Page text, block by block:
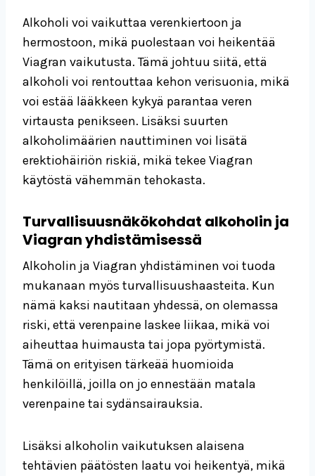
Alkoholi voi vaikuttaa verenkiertoon ja
hermostoon, mikä puolestaan voi heikentää
Viagran vaikutusta. Tämä johtuu siitä, että
alkoholi voi rentouttaa kehon verisuonia, mikä
voi estää lääkkeen kykyä parantaa veren
virtausta penikseen. Lisäksi suurten
alkoholimäärien nauttiminen voi lisätä
erektiohäiriön riskiä, mikä tekee Viagran
käytöstä vähemmän tehokasta.
Turvallisuusnäkökohdat alkoholin ja
Viagran yhdistämisessä
Alkoholin ja Viagran yhdistäminen voi tuoda
mukanaan myös turvallisuushaasteita. Kun
nämä kaksi nautitaan yhdessä, on olemassa
riski, että verenpaine laskee liikaa, mikä voi
aiheuttaa huimausta tai jopa pyörtymistä.
Tämä on erityisen tärkeää huomioida
henkilöillä, joilla on jo ennestään matala
verenpaine tai sydänsairauksia.
Lisäksi alkoholin vaikutuksen alaisena
tehtävien päätösten laatu voi heikentyä, mikä